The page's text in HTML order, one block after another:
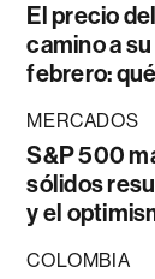
El precio
camino a
febrero:
MERCADOS
S&P 500
sólidos
y el
COLOMBIA